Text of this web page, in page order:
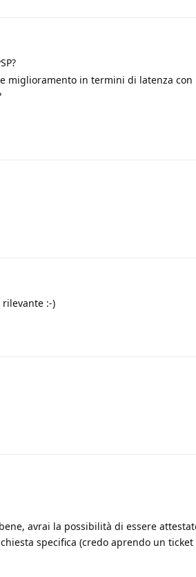
miglioramento in termini di latenza con
:-)
avrai la possibilità di essere
specifica (credo aprendo un ticket